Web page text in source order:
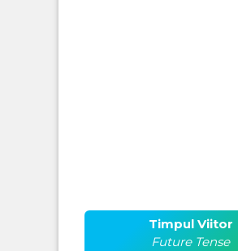
Timpul Viitor
Future Tense